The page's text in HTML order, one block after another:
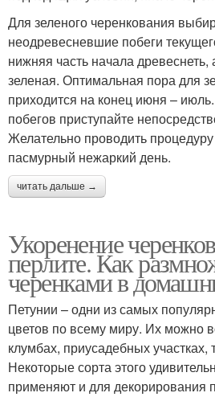
Для зеленого черенкования
неодревесневшие побеги
нижняя часть начала
зеленая. Оптимальная пора для
приходится на конец июня –
побегов приступайте
Желательно проводить
пасмурный нежаркий день.
читать дальше →
Укоренение
перлите. Как
черенками в
Петунии – одни из самых
цветов по всему миру. Их можно
клумбах, приусадебных участках,
Некоторые сорта этого
применяют и для декорирования